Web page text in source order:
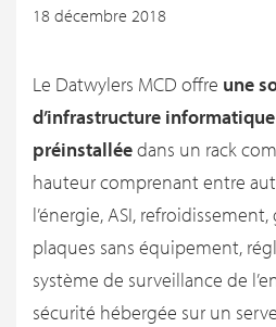
18 décembre 2018
Le Datwylers MCD offre une
d’infrastructure
préinstalléedans un rack
hauteur comprenant entre
l’énergie, ASI,
plaques sans équipement,
système de surveillance de
sécurité hébergée sur un